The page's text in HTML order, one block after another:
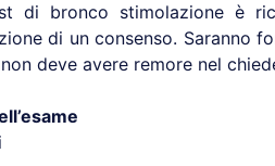
di bronco stimolazione è
di un consenso. Saranno
deve avere remore nel